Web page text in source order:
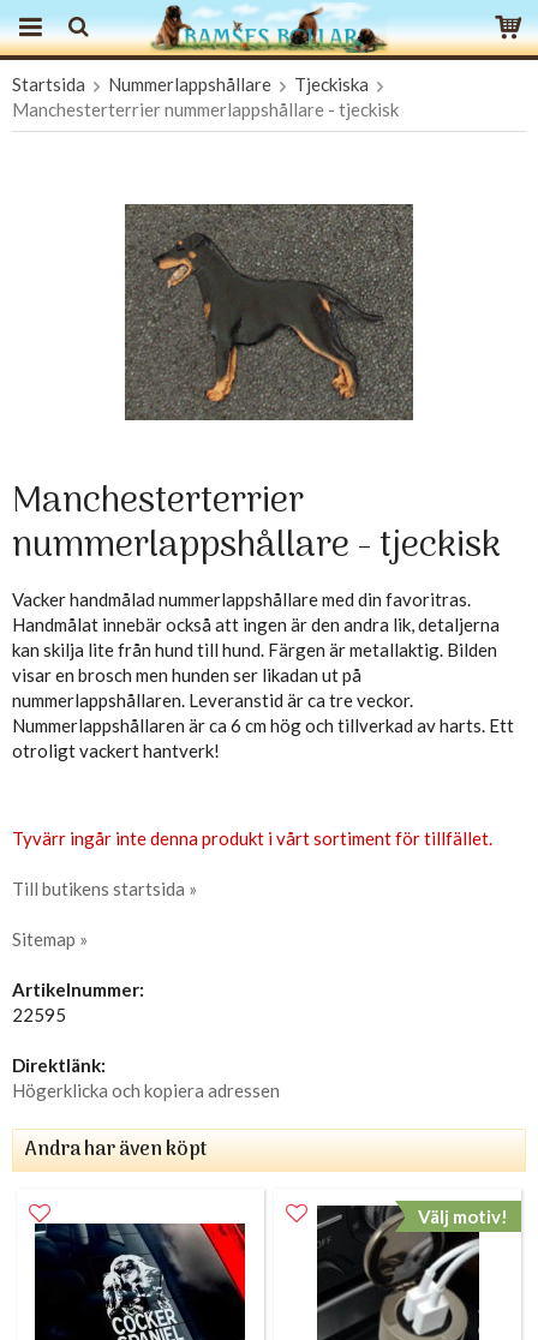
Produkten har blivit tillagd i varukorgen
Startsida Nummerlappshållare
Tjeckiska
Manchesterterrier nummerlappshållare - tjeckisk
Manchesterterrier
nummerlappshållare - tjeckisk
Vacker handmålad nummerlappshållare med din favoritras.
Handmålat innebär också att ingen är den andra lik, detaljerna
kan skilja lite från hund till hund. Färgen är metallaktig. Bilden
visar en brosch men hunden ser likadan ut på
nummerlappshållaren. Leveranstid är ca tre veckor.
Nummerlappshållaren är ca 6 cm hög och tillverkad av harts. Ett
otroligt vackert hantverk!
Tyvärr ingår inte denna produkt i vårt sortiment för tillfället.
Till butikens startsida »
Sitemap »
Artikelnummer:
22595
Direktlänk:
Högerklicka och kopiera adressen
Andra har även köpt
Välj motiv!